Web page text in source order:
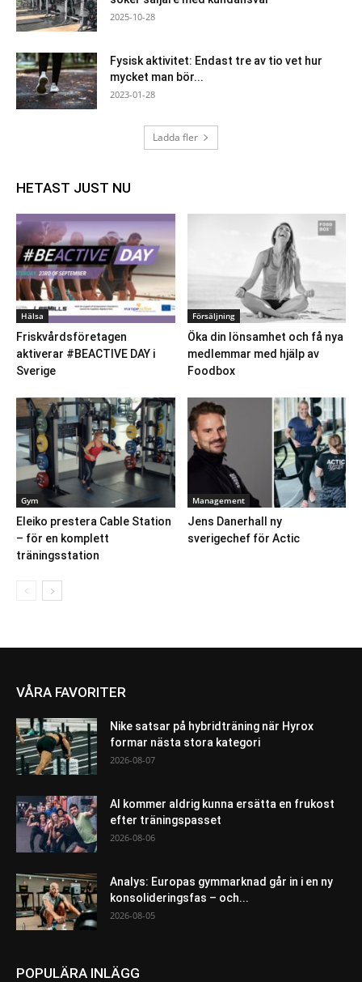
2025-10-28
Fysisk aktivitet: Endast tre av tio vet hur
mycket man bör...
2023-01-28
Ladda fler
HETAST JUST NU
Hälsa
Friskvårdsföretagen
aktiverar #BEACTIVE DAY i
Sverige
Försäljning
Öka din lönsamhet och få nya
medlemmar med hjälp av
Foodbox
Gym
Eleiko prestera Cable Station
– för en komplett
träningsstation
Management
Jens Danerhall ny
sverigechef för Actic
VÅRA FAVORITER
Nike satsar på hybridträning när Hyrox
formar nästa stora kategori
2026-08-07
AI kommer aldrig kunna ersätta en frukost
efter träningspasset
2026-08-06
Analys: Europas gymmarknad går in i en ny
konsolideringsfas – och...
2026-08-05
POPULÄRA INLÄGG